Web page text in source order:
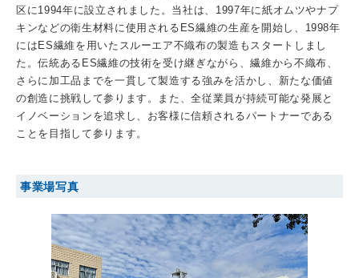
区に1994年に設立されました。当社は、1997年に紙オムツやナプ
キンなどの衛生材料に使用されるES繊維の生産を開始し、1998年
にはES繊維を用いたスルーエア不織布の製造もスタートしまし
た。伝統あるES繊維の技術を受け継ぎながら、繊維から不織布、
さらに加工品までを一貫して製造する強みを活かし、新たな価値
の創造に挑戦して参ります。また、全従業員が持続可能な発展と
イノベーションを追求し、お客様に信頼されるパートナーである
ことを目指して参ります。
事業場写真